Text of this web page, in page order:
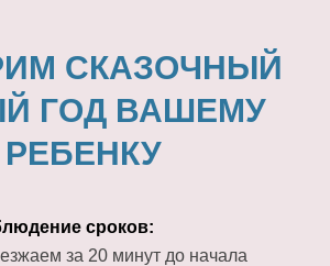
СКАЗОЧНЫЙ
ГОД ВАШЕМУ
РЕБЕНКУ
сроков:
за 20 минут до начала